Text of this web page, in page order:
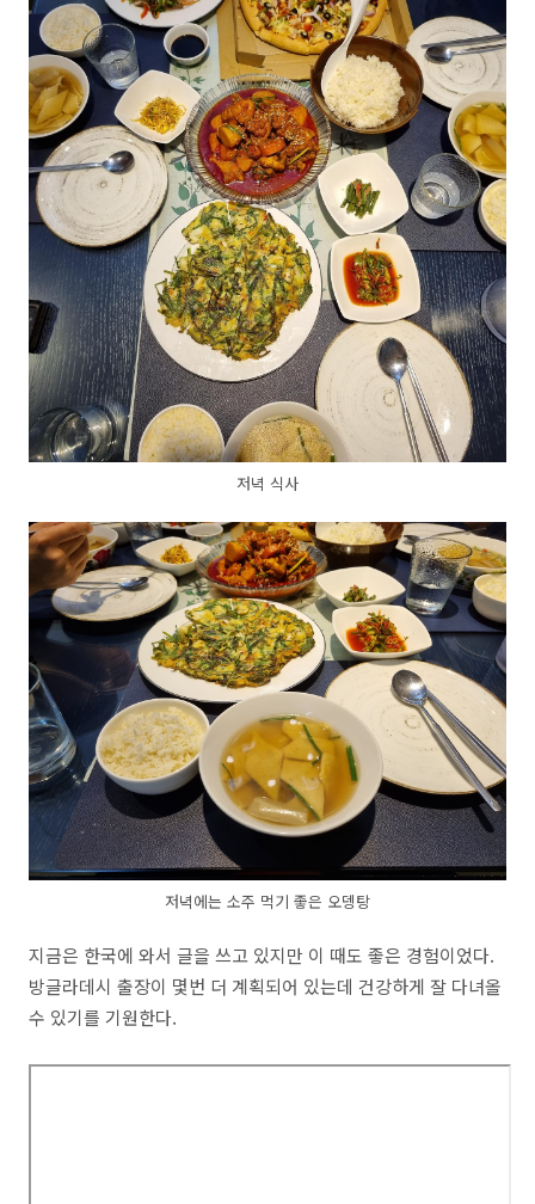
저녁 식사
저녁에는 소주 먹기 좋은 오뎅탕
지금은 한국에 와서 글을 쓰고 있지만 이 때도 좋은 경험이었다.
방글라데시 출장이 몇번 더 계획되어 있는데 건강하게 잘 다녀올
수 있기를 기원한다.